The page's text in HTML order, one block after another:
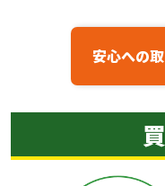
安心への